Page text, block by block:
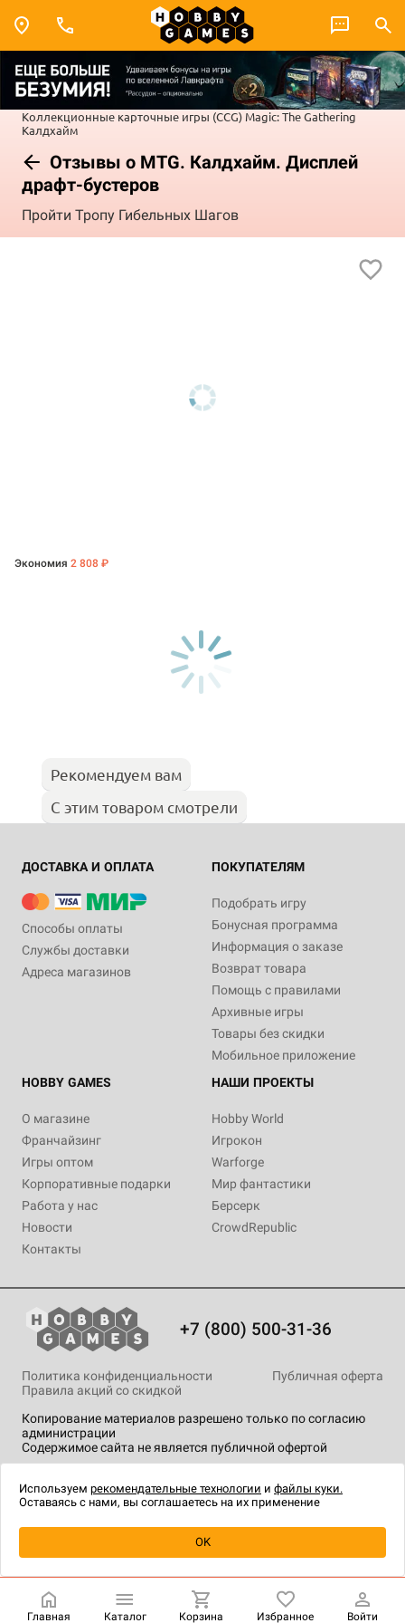
Коллекционные карточные игры (CCG) Magic: The Gathering
Калдхайм
Отзывы о MTG. Калдхайм. Дисплей
драфт-бустеров
Пройти Тропу Гибельных Шагов
Купить| 11 232 ₽
Экономия 2 808 ₽
Рекомендуем вам
С этим товаром смотрели
ДОСТАВКА И ОПЛАТА
Способы оплаты
Службы доставки
Адреса магазинов
ПОКУПАТЕЛЯМ
Подобрать игру
Бонусная программа
Информация о заказе
Возврат товара
Помощь с правилами
Архивные игры
Товары без скидки
Мобильное приложение
HOBBY GAMES
О магазине
Франчайзинг
Игры оптом
Корпоративные подарки
Работа у нас
Новости
Контакты
НАШИ ПРОЕКТЫ
Hobby World
Игрокон
Warforge
Мир фантастики
Берсерк
CrowdRepublic
+7 (800) 500-31-36
Копирование материалов разрешено только по согласию
администрации
Содержимое сайта не является публичной офертой
Политика конфиденциальности
Публичная оферта
Правила акций со скидкой
технологии.
Главная Каталог Корзина Избранное Войти
Используем рекомендательные технологии и файлы куки.
Оставаясь с нами, вы соглашаетесь на их применение
OK